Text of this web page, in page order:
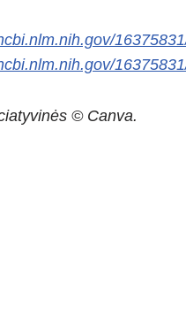
© Canva.